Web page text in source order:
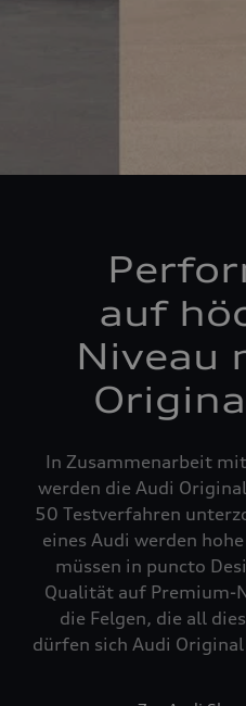
auf
Niveau
In Zusammenarbeit
werden die Audi
50 Testverfahren
eines Audi werden
müssen in puncto
Qualität auf Premium-
die Felgen, die all
dürfen sich Audi